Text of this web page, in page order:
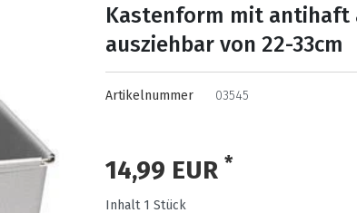
Kastenform mit antihaft
ausziehbar von 22-33cm
Artikelnummer 03545
14,99 EUR *
Inhalt 1 Stück